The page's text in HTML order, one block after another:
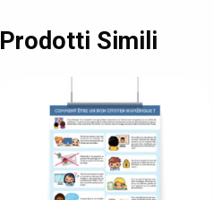
Prodotti Simili